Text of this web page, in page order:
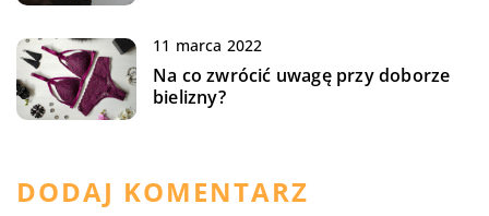
11 marca 2022
Na co zwrócić uwagę przy doborze
bielizny?
DODAJ KOMENTARZ